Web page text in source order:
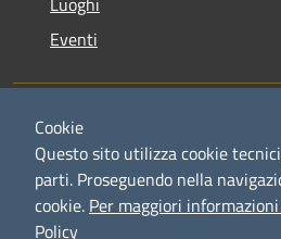
Eventi
RSS
Accessibilità
Cookie
Questo sito utilizza cookie
parti. Proseguendo nella
cookie. Per maggiori
Policy